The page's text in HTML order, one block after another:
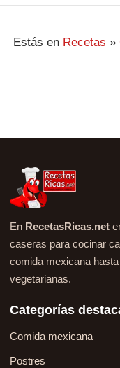
Estás en Recetas »
En RecetasRicas.net
caseras para cocinar
comida mexicana
vegetarianas.
Categorías
Comida mexicana
Postres